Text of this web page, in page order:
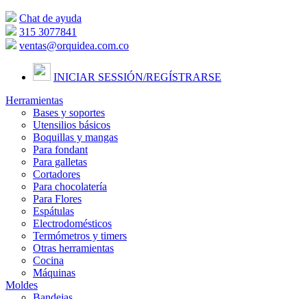
Chat de ayuda
315 3077841
ventas@orquidea.com.co
INICIAR SESSIÓN/REGÍSTRARSE
Herramientas
Bases y soportes
Utensilios básicos
Boquillas y mangas
Para fondant
Para galletas
Cortadores
Para chocolatería
Para Flores
Espátulas
Electrodomésticos
Termómetros y timers
Otras herramientas
Cocina
Máquinas
Moldes